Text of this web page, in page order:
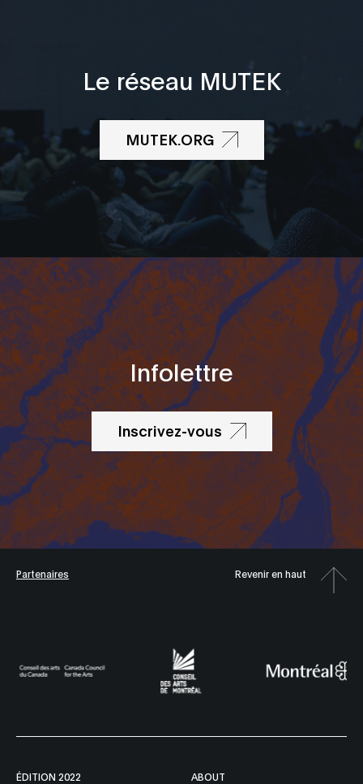
Le réseau MUTEK
MUTEK.ORG
Infolettre
Inscrivez-vous
Partenaires Revenir en haut
ÉDITION 2022 ABOUT